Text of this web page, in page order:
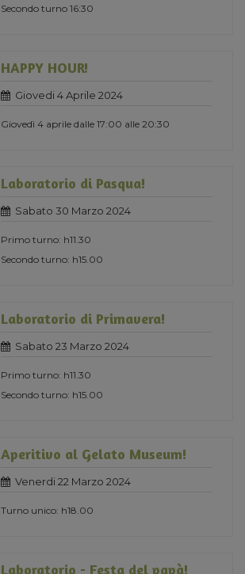
Secondo turno 16:30
HAPPY HOUR!
Giovedi 4 Aprile 2024
Giovedì 4 aprile dalle 17:00 alle 20:30
Laboratorio di Pasqua!
Sabato 30 Marzo 2024
Primo turno: h11.30
Secondo turno: h15.00
Laboratorio di Primavera!
Sabato 23 Marzo 2024
Primo turno: h11.30
Secondo turno: h15.00
Aperitivo al Gelato Museum!
Venerdi 22 Marzo 2024
Turno unico: h18.00
Laboratorio - Festa del papà!